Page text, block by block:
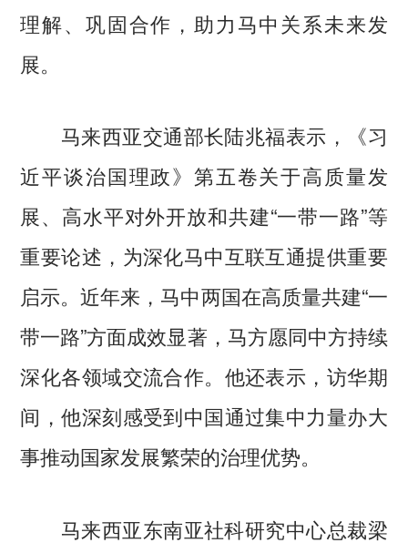
理解、巩固合作，助力马中关系未来发
展。
马来西亚交通部长陆兆福表示，《习
近平谈治国理政》第五卷关于高质量发
展、高水平对外开放和共建“一带一路”等
重要论述，为深化马中互联互通提供重要
启示。近年来，马中两国在高质量共建“一
带一路”方面成效显著，马方愿同中方持续
深化各领域交流合作。他还表示，访华期
间，他深刻感受到中国通过集中力量办大
事推动国家发展繁荣的治理优势。
马来西亚东南亚社科研究中心总裁梁